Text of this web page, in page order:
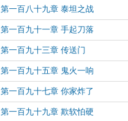
第一百八十九章 泰坦之战
第一百九十一章 手起刀落
第一百九十三章 传送门
第一百九十五章 鬼火一响
第一百九十七章 你家炸了
第一百九十九章 欺软怕硬